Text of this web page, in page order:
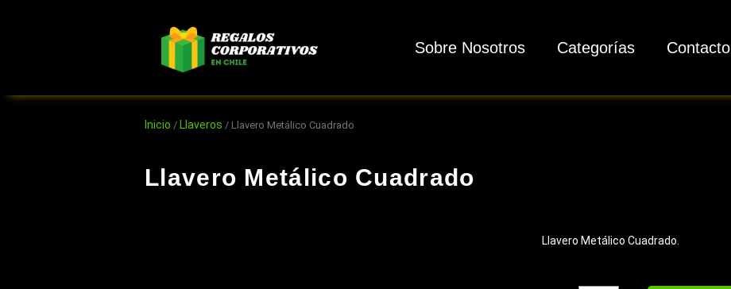
Sobre Nosotros Categorías Contacto
Inicio / Llaveros / Llavero Metálico Cuadrado
Llavero Metálico Cuadrado
Llavero Metálico Cuadrado.